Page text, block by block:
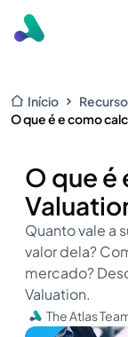
Início
O que é e como
O que é
Quanto vale a
valor dela?
mercado?
Valuation.
The Atlas